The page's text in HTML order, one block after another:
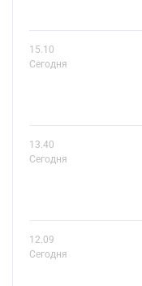
15.10
Сегодня
13.40
Сегодня
12.09
Сегодня